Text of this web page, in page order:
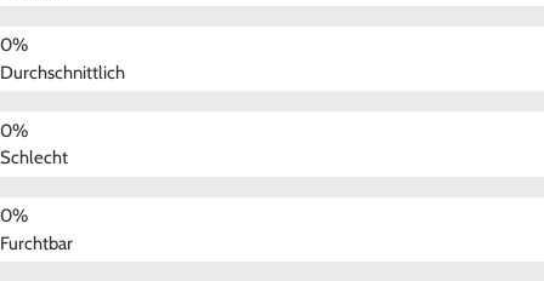
Durchschnittlich
Schlecht
Furchtbar